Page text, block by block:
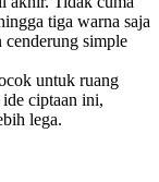
tiga warna saja
simple
untuk ruang
ciptaan ini,
lega.